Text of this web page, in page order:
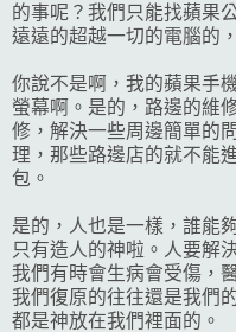
的事呢？我們只能找蘋果
遠遠的超越一切的電腦的
你說不是啊，我的蘋果手
螢幕啊。是的，路邊的維
修，解決一些周邊簡單的
理，那些路邊店的就不能
包。
是的，人也是一樣，誰能
只有造人的神啦。人要解
我們有時會生病會受傷，
我們復原的往往還是我們
都是神放在我們裡面的。